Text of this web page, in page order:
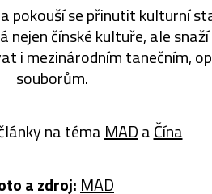
pokouší se přinutit kulturní
čínské kultuře, ale
i mezinárodním tanečním,
souborům.
na téma MADaČína
a zdroj: MAD